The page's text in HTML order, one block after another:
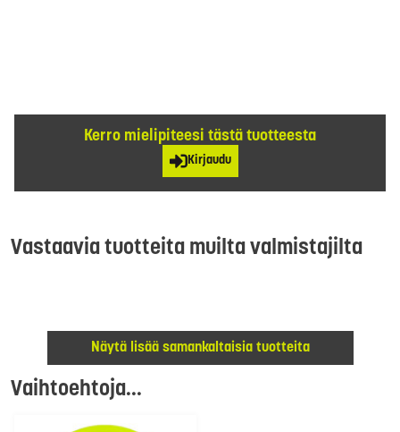
Kerro mielipiteesi tästä tuotteesta
Kirjaudu
Vastaavia tuotteita muilta valmistajilta
Näytä lisää samankaltaisia tuotteita
Vaihtoehtoja...